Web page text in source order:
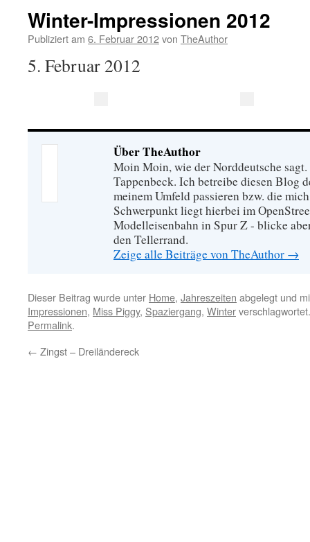
Winter-Impressionen 2012
Publiziert am 6. Februar 2012von TheAuthor
5. Februar 2012
Über TheAuthor
Moin Moin, wie der Norddeutsche
Tappenbeck. Ich betreibe diesen Blog
meinem Umfeld passieren bzw. die
Schwerpunkt liegt hierbei im
Modelleisenbahn in Spur Z - blicke
den Tellerrand.
Zeige alle Beiträge von TheAuthor →
Dieser Beitrag wurde unter Home, Jahreszeiten abgelegt und
Impressionen, Miss Piggy, Spaziergang, Winter
Permalink.
← Zingst – Dreiländereck